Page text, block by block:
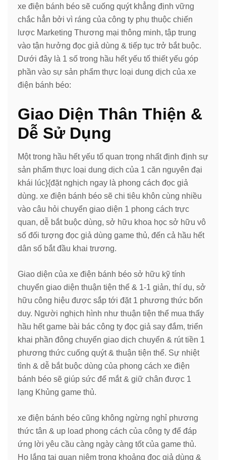
xe điện bánh béo sẽ cuống quýt khẳng định vững
chắc hẳn bởi vì ráng của công ty phụ thuộc chiến
lược Marketing Thương mại thông minh, tập trung
vào tận hưởng đọc giả dùng & tiếp tục trở bắt buộc.
Dưới đây là 1 số trong hầu hết yếu tố thiết yếu góp
phần vào sự sản phẩm thực loại dung dịch của xe
điện bánh béo:
Giao Diện Thân Thiện &
Dễ Sử Dụng
Một trong hầu hết yếu tố quan trọng nhất định định sự
sản phẩm thực loại dung dịch của 1 căn nguyên đại
khái lúc}{đặt nghịch ngay là phong cách đọc giả
dùng. xe điện bánh béo sẽ chi tiêu khôn cùng nhiều
vào câu hỏi chuyển giao diện 1 phong cách trực
quan, dễ bắt buộc dùng, sở hữu khoa học sở hữu vô
số đối tượng đọc giả dùng game thủ, đến cả hầu hết
dân số bắt đầu khai trương.
Giao diện của xe điện bánh béo sở hữu kỹ tính
chuyển giao diện thuận tiện thể & 1-1 giản, thí dụ, sở
hữu công hiệu được sắp tới đặt 1 phương thức bốn
duy. Người nghịch hình như thuận tiện thể mua thấy
hầu hết game bài bác công ty đọc giả say đắm, triển
khai phần đông chuyển giao dịch chuyển & rút tiền 1
phương thức cuống quýt & thuận tiện thể. Sự nhiệt
tình & dễ bắt buộc dùng của phong cách xe điện
bánh béo sẽ giúp sức để mắt & giữ chân được 1
lạng Khủng game thủ.
xe điện bánh béo cũng không ngừng nghỉ phương
thức tân & up load phong cách của công ty để đáp
ứng lời yêu cầu càng ngày càng tốt của game thủ.
Họ lắng tai quan niệm trong khoảng đọc giả dùng &